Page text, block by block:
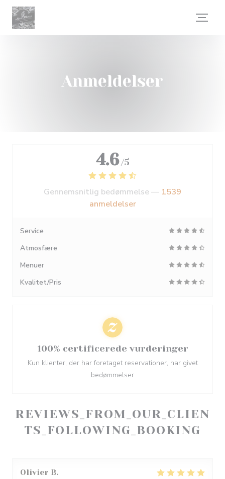
CCookie-styringspanel
Anmeldelser
REVIEWS_FROM_OUR_CLIEN
TS_FOLLOWING_BOOKING
Olivier B
4.6 /5
Gennemsnitlig bedømmelse — 1539
anmeldelser
Service
Atmosfære
Menuer
Kvalitet/Pris
100% certificerede vurderinger
Kun klienter, der har foretaget reservationer, har givet
bedømmelser